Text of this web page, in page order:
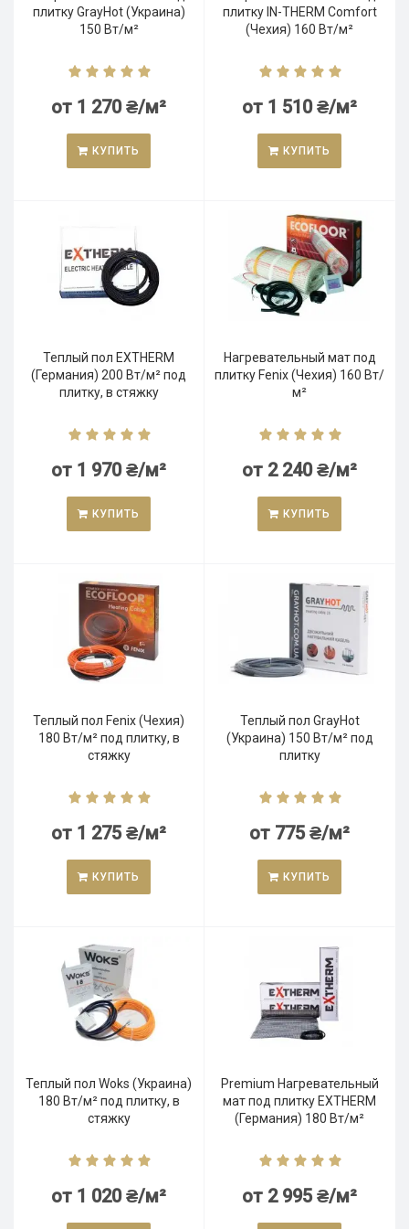
плитку GrayHot (Украина)
150 Вт/м²
от 1 270 ₴/м²
КУПИТЬ
плитку IN-THERM Comfort
(Чехия) 160 Вт/м²
от 1 510 ₴/м²
КУПИТЬ
Теплый пол EXTHERM
(Германия) 200 Вт/м² под
плитку, в стяжку
от 1 970 ₴/м²
КУПИТЬ
Нагревательный мат под
плитку Fenix (Чехия) 160 Вт/
м²
от 2 240 ₴/м²
КУПИТЬ
Теплый пол Fenix (Чехия)
180 Вт/м² под плитку, в
стяжку
от 1 275 ₴/м²
КУПИТЬ
Теплый пол GrayHot
(Украина) 150 Вт/м² под
плитку
от 775 ₴/м²
КУПИТЬ
Теплый пол Woks (Украина)
180 Вт/м² под плитку, в
стяжку
от 1 020 ₴/м²
Premium Нагревательный
мат под плитку EXTHERM
(Германия) 180 Вт/м²
от 2 995 ₴/м²